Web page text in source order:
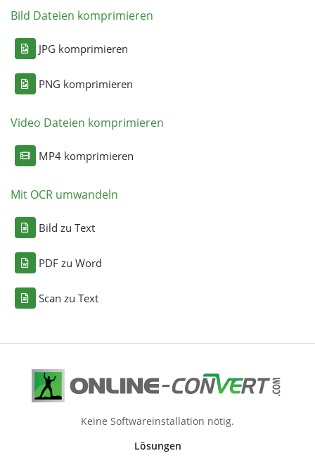
Bild Dateien komprimieren
JPG komprimieren
PNG komprimieren
Video Dateien komprimieren
MP4 komprimieren
Mit OCR umwandeln
Bild zu Text
PDF zu Word
Scan zu Text
Keine Softwareinstallation nötig.
Lösungen